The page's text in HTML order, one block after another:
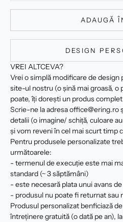
ADAUGĂ
DESIGN
VREI ALTCEVA?
Vrei o simplă modificare de
site-ul nostru (o șină mai groasă, o
poate, îți dorești un produs
Scrie-ne la adresa office@ering.ro
detalii (o imagine/ schiță, culoare
și vom reveni în cel mai scurt timp
Pentru produsele personalizate
următoarele:
- termenul de execuție este mai
standard (~ 3 săptămâni)
- este necesară plata unui avans
- produsul nu poate fi returnat sau
Produsul personalizat benficiază
întreținere gratuită (o dată pe an),